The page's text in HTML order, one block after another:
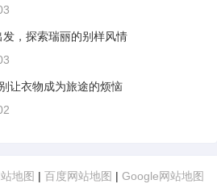
，探索瑞丽的别样风情
让衣物成为旅途的烦恼
地图 | 百度网站地图 | Google网站地图